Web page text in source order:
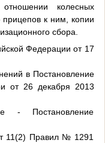
колесных
к ним, копии
сбора.
Федерации от 17
в Постановление
от 26 декабря 2013
- Постановление
11(2) Правил № 1291